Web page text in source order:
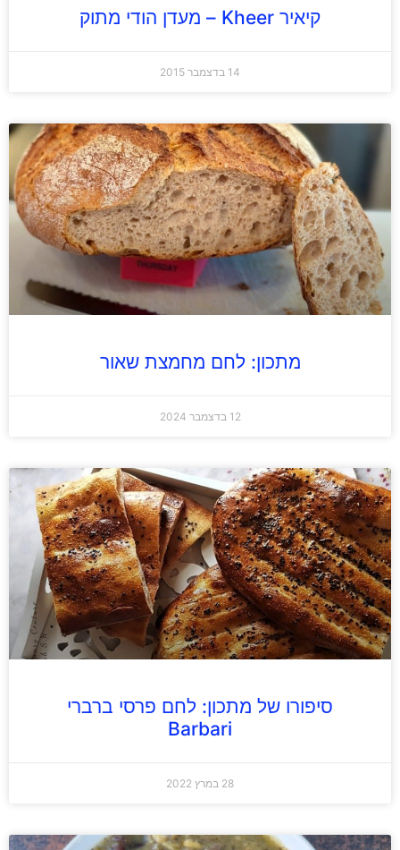
קיאיר Kheer – מעדן הודי מתוק
14 בדצמבר 2015
מתכון: לחם מחמצת שאור
12 בדצמבר 2024
סיפורו של מתכון: לחם פרסי ברברי
Barbari
28 במרץ 2022